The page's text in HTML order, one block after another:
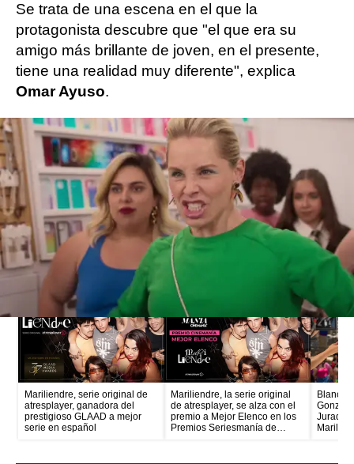
Se trata de una escena en el que la
protagonista descubre que "el que era su
amigo más brillante de joven, en el presente,
tiene una realidad muy diferente", explica
Omar Ayuso.
Sin embargo, la gran sorpresa de esta
secuencia es la colaboración de Soraya, quien
asegura que "lo ha vivido de una forma muy
divertida y con mucha curiosidad todo", explica
a atresplayer.
Más Noticias
Mariliendre, serie original de
atresplayer, ganadora del
prestigioso GLAAD a mejor
serie en español
Mariliendre, la serie original
de atresplayer, se alza con el
premio a Mejor Elenco en los
Premios Seriesmanía de
Blanca
Jurado,